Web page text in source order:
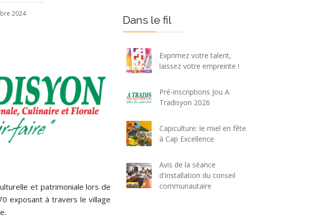
2024
et patrimoniale lors de
exposant à travers le village
Dans le fil
Exprimez votre talent,
laissez votre empreinte !
Pré-inscriptions Jou A
Tradisyon 2026
Capiculture: le miel en fête
à Cap Excellence
Avis de la séance
d'installation du conseil
communautaire